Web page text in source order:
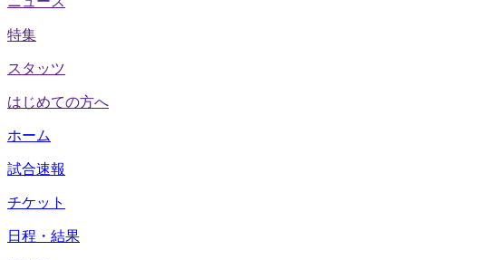
特集
スタッツ
はじめての方へ
ホーム
試合速報
チケット
日程・結果